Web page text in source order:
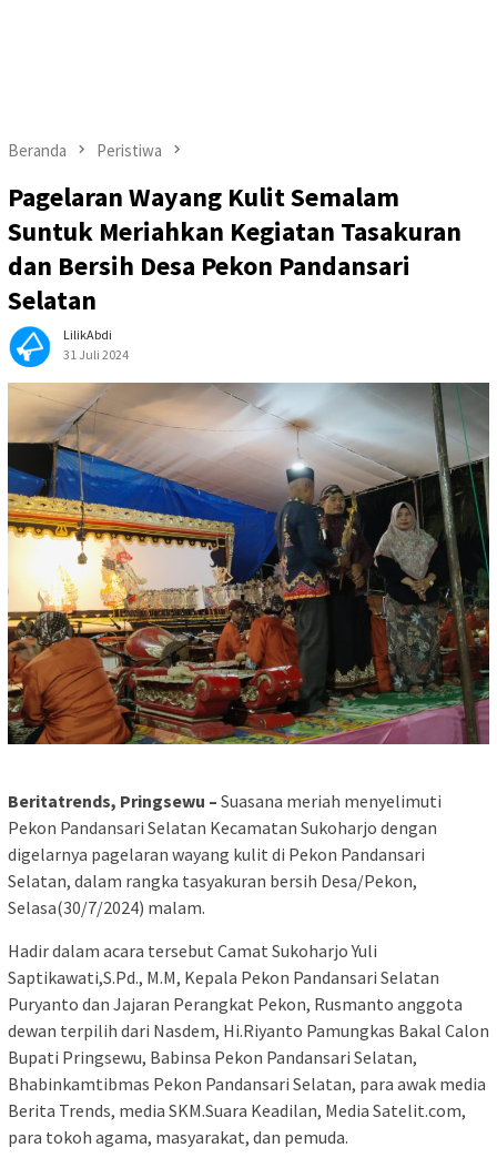
Beranda Peristiwa
Pagelaran Wayang Kulit Semalam
Suntuk Meriahkan Kegiatan Tasakuran
dan Bersih Desa Pekon Pandansari
Selatan
LilikAbdi
31 Juli 2024
Beritatrends, Pringsewu – Suasana meriah menyelimuti
Pekon Pandansari Selatan Kecamatan Sukoharjo dengan
digelarnya pagelaran wayang kulit di Pekon Pandansari
Selatan, dalam rangka tasyakuran bersih Desa/Pekon,
Selasa(30/7/2024) malam.
Hadir dalam acara tersebut Camat Sukoharjo Yuli
Saptikawati,S.Pd., M.M, Kepala Pekon Pandansari Selatan
Puryanto dan Jajaran Perangkat Pekon, Rusmanto anggota
dewan terpilih dari Nasdem, Hi.Riyanto Pamungkas Bakal Calon
Bupati Pringsewu, Babinsa Pekon Pandansari Selatan,
Bhabinkamtibmas Pekon Pandansari Selatan, para awak media
Berita Trends, media SKM.Suara Keadilan, Media Satelit.com,
para tokoh agama, masyarakat, dan pemuda.